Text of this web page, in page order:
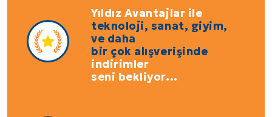
Yıldız Avantajlar ile
teknoloji, sanat, giyim,
ve daha
bir çok alışverişinde
indirimler
seni bekliyor...